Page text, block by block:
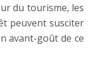
du tourisme, les
peuvent susciter
avant-goût de ce